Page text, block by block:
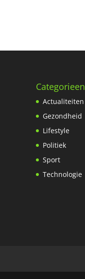
Categorieen
Actualiteiten
Gezondheid
Lifestyle
Politiek
Sport
Technologie